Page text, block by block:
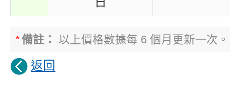
*備註： 以上價格數據每 6 個月更新一次。
返回